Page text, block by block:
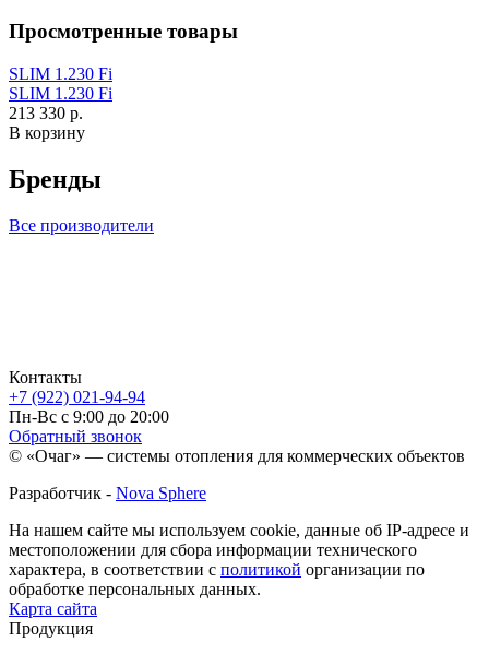
Просмотренные товары
SLIM 1.230 Fi
SLIM 1.230 Fi
213 330 р.
В корзину
Бренды
Все производители
Контакты
+7 (922) 021-94-94
Пн-Вс с 9:00 до 20:00
Обратный звонок
© «Очаг» — системы отопления для коммерческих объектов
Разработчик - Nova Sphere
На нашем сайте мы используем cookie, данные об IP-адресе и
местоположении для сбора информации технического
характера, в соответствии с политикой организации по
обработке персональных данных.
Карта сайта
Продукция